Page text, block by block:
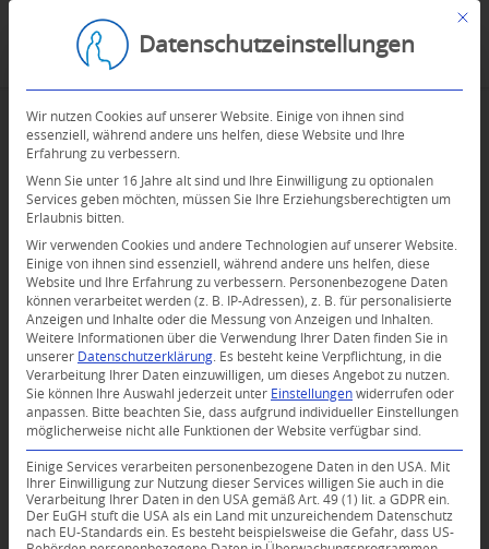
0
KOMMENTARE
Dein Kommentar
An Diskussion beteiligen?
Hinterlassen Sie uns Ihren Kommentar!
Name*
Mit
Datenschutzeinstellungen
Wir nutzen Cookies auf unserer Website. Einige von ihnen sind
essenziell, während andere uns helfen, diese Website und Ihre
Erfahrung zu verbessern.
Wenn Sie unter 16 Jahre alt sind und Ihre Einwilligung zu optionalen
Services geben möchten, müssen Sie Ihre Erziehungsberechtigten um
Erlaubnis bitten.
Wir verwenden Cookies und andere Technologien auf unserer Website.
Einige von ihnen sind essenziell, während andere uns helfen, diese
Website und Ihre Erfahrung zu verbessern.
Personenbezogene Daten
können verarbeitet werden (z. B. IP-Adressen), z. B. für personalisierte
Anzeigen und Inhalte oder die Messung von Anzeigen und Inhalten.
Weitere Informationen über die Verwendung Ihrer Daten finden Sie in
unserer Datenschutzerklärung
Es besteht keine Verpflichtung, in die
Verarbeitung Ihrer Daten einzuwilligen, um dieses Angebot zu nutzen.
Sie können Ihre Auswahl jederzeit unter Einstellungen widerrufen oder
anpassen.
Bitte beachten Sie, dass aufgrund individueller Einstellungen
möglicherweise nicht alle Funktionen der Website verfügbar sind.
Einige Services verarbeiten personenbezogene Daten in den USA. Mit
Ihrer Einwilligung zur Nutzung dieser Services willigen Sie auch in die
Verarbeitung Ihrer Daten in den USA gemäß Art. 49 (1) lit. a GDPR ein.
Der EuGH stuft die USA als ein Land mit unzureichendem Datenschutz
nach EU-Standards ein. Es besteht beispielsweise die Gefahr, dass US-